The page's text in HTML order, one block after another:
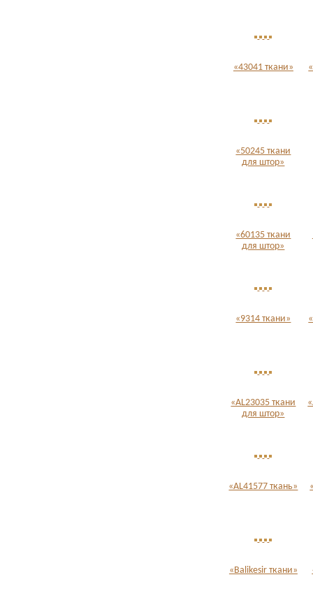
«43041 ткани»
«50245 ткани
для штор»
«60135 ткани
для штор»
«9314 ткани»
«AL23035 ткани
для штор»
«AL41577 ткань»
«Balikesir ткани»